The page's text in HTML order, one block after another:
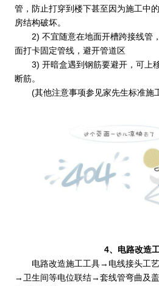
管，防止打穿到楼下甚至因为施工中
房结构破坏。
2) 不宜随意在地面开槽跨接线管
面打卡固定管线，避开管道区
3) 开暗盒遇到钢筋要避开，可上
断筋。
(其他注意事项参见家先生标准施
4、电路改造工
电路改造施工工具→电线接头工
→卫生间等电位联结→套线管弯曲及